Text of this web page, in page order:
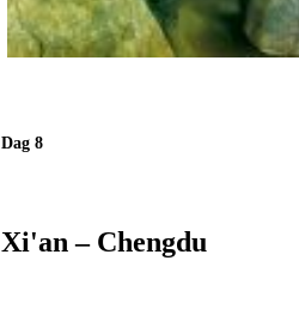
Dag 8
Xi'an – Chengdu